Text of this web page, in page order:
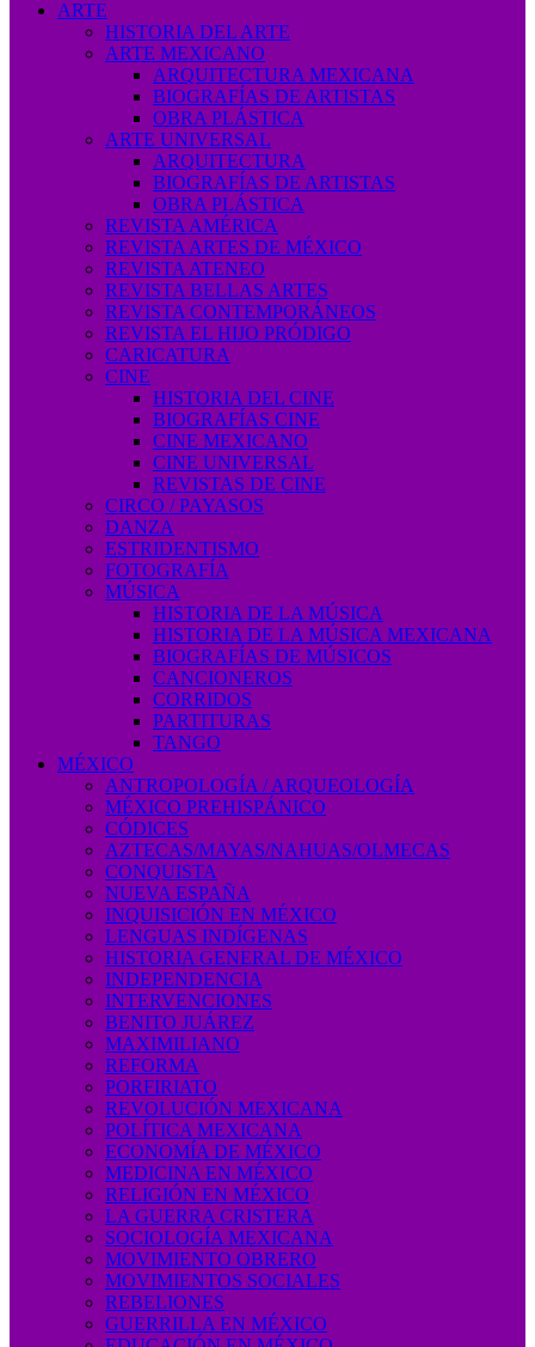
ARTE
HISTORIA DEL ARTE
ARTE MEXICANO
ARQUITECTURA MEXICANA
BIOGRAFÍAS DE ARTISTAS
OBRA PLÁSTICA
ARTE UNIVERSAL
ARQUITECTURA
BIOGRAFÍAS DE ARTISTAS
OBRA PLÁSTICA
REVISTA AMÉRICA
REVISTA ARTES DE MÉXICO
REVISTA ATENEO
REVISTA BELLAS ARTES
REVISTA CONTEMPORÁNEOS
REVISTA EL HIJO PRÓDIGO
CARICATURA
CINE
HISTORIA DEL CINE
BIOGRAFÍAS CINE
CINE MEXICANO
CINE UNIVERSAL
REVISTAS DE CINE
CIRCO / PAYASOS
DANZA
ESTRIDENTISMO
FOTOGRAFÍA
MÚSICA
HISTORIA DE LA MÚSICA
HISTORIA DE LA MÚSICA MEXICANA
BIOGRAFÍAS DE MÚSICOS
CANCIONEROS
CORRIDOS
PARTITURAS
TANGO
MÉXICO
ANTROPOLOGÍA / ARQUEOLOGÍA
MÉXICO PREHISPÁNICO
CÓDICES
AZTECAS/MAYAS/NAHUAS/OLMECAS
CONQUISTA
NUEVA ESPAÑA
INQUISICIÓN EN MÉXICO
LENGUAS INDÍGENAS
HISTORIA GENERAL DE MÉXICO
INDEPENDENCIA
INTERVENCIONES
BENITO JUÁREZ
MAXIMILIANO
REFORMA
PORFIRIATO
REVOLUCIÓN MEXICANA
POLÍTICA MEXICANA
ECONOMÍA DE MÉXICO
MEDICINA EN MÉXICO
RELIGIÓN EN MÉXICO
LA GUERRA CRISTERA
SOCIOLOGÍA MEXICANA
MOVIMIENTO OBRERO
MOVIMIENTOS SOCIALES
REBELIONES
GUERRILLA EN MÉXICO